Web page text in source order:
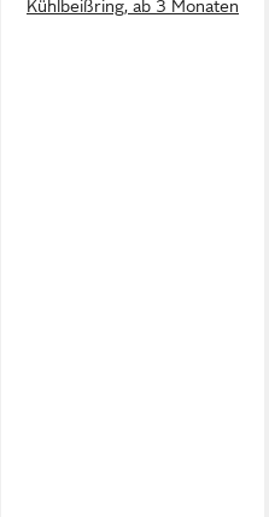
Kühlbeißring, ab 3 Monaten